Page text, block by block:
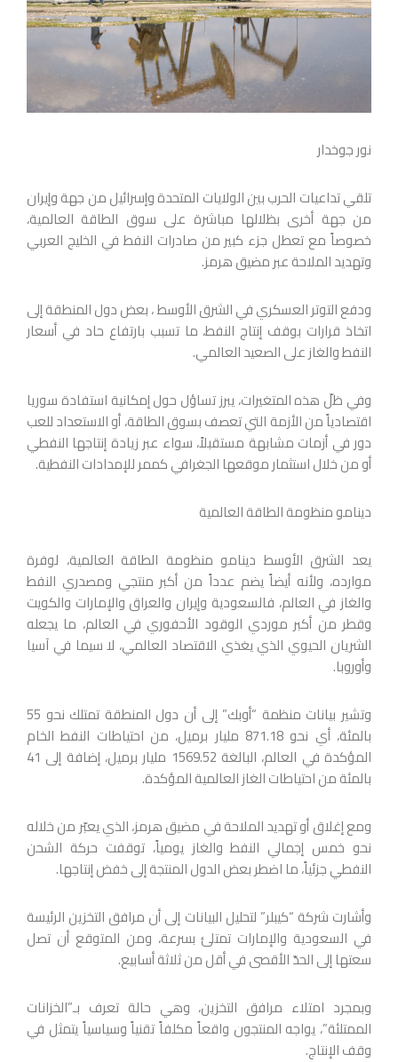
نور جوخدار
تلقي تداعيات الحرب بين الولايات المتحدة وإسرائيل من جهة وإيران
من جهة أخرى بظلالها مباشرة على سوق الطاقة العالمية،
خصوصاً مع تعطل جزء كبير من صادرات النفط في الخليج العربي
وتهديد الملاحة عبر مضيق هرمز.
ودفع التوتر العسكري في الشرق الأوسط ، بعض دول المنطقة إلى
اتخاذ قرارات بوقف إنتاج النفط، ما تسبب بارتفاع حاد في أسعار
النفط والغاز على الصعيد العالمي.
وفي ظلّ هذه المتغيرات، يبرز تساؤل حول إمكانية استفادة سوريا
اقتصادياً من الأزمة التي تعصف بسوق الطاقة، أو الاستعداد للعب
دور في أزمات مشابهة مستقبلاً، سواء عبر زيادة إنتاجها النفطي
أو من خلال استثمار موقعها الجغرافي كممر للإمدادات النفطية.
دينامو منظومة الطاقة العالمية
يعد الشرق الأوسط دينامو منظومة الطاقة العالمية، لوفرة
موارده، ولأنه أيضاً يضم عدداً من أكبر منتجي ومصدري النفط
والغاز في العالم، فالسعودية وإيران والعراق والإمارات والكويت
وقطر من أكبر موردي الوقود الأحفوري في العالم، ما يجعله
الشريان الحيوي الذي يغذي الاقتصاد العالمي، لا سيما في آسيا
وأوروبا.
وتشير بيانات منظمة “أوبك” إلى أن دول المنطقة تمتلك نحو 55
بالمئة، أي نحو 871.18 مليار برميل، من احتياطات النفط الخام
المؤكدة في العالم، البالغة 1569.52 مليار برميل، إضافة إلى 41
بالمئة من احتياطات الغاز العالمية المؤكدة.
ومع إغلاق أو تهديد الملاحة في مضيق هرمز، الذي يعبّر من خلاله
نحو خمس إجمالي النفط والغاز يومياً، توقفت حركة الشحن
النفطي جزئياً، ما اضطر بعض الدول المنتجة إلى خفض إنتاجها.
وأشارت شركة “كيبلر” لتحليل البيانات إلى أن مرافق التخزين الرئيسة
في السعودية والإمارات تمتلئ بسرعة، ومن المتوقع أن تصل
سعتها إلى الحدّ الأقصى في أقل من ثلاثة أسابيع.
وبمجرد امتلاء مرافق التخزين، وهي حالة تعرف بـ”الخزانات
الممتلئة”، يواجه المنتجون واقعاً مكلفاً تقنياً وسياسياً يتمثل في
وقف الإنتاج.